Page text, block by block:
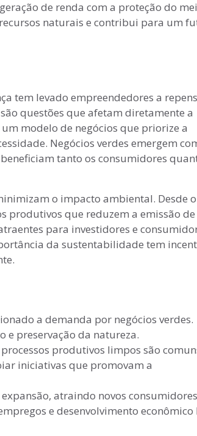
de renda com a proteção do
naturais e contribui para um
tem levado empreendedores a
questões que afetam diretamente a
modelo de negócios que priorize a
Negócios verdes emergem
tanto os consumidores
o impacto ambiental. Desde
produtivos que reduzem a emissão de
para investidores e
da sustentabilidade tem
a demanda por negócios verdes.
e preservação da natureza.
produtivos limpos são
iniciativas que promovam a
atraindo novos
e desenvolvimento econômico